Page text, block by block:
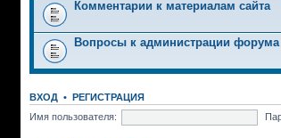
Комментарии к материалам сайта
Вопросы к администрации форума
ВХОД • РЕГИСТРАЦИЯ
Имя пользователя: